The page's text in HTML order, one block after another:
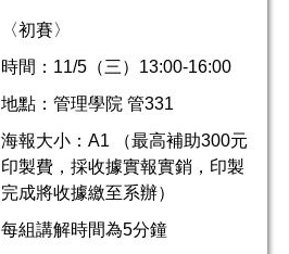
〈初賽〉
時間：11/5（三）13:00-16:00
地點：管理學院 管331
海報大小：A1 （最高補助300元
印製費，採收據實報實銷，印製
完成將收據繳至系辦）
每組講解時間為5分鐘